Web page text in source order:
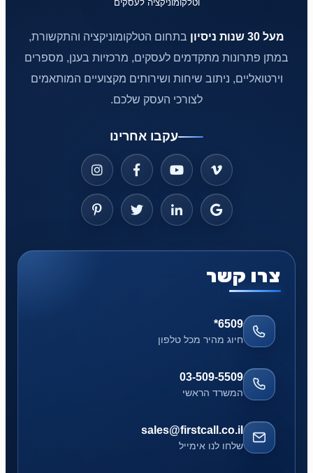
מעל 30 שנות ניסיון
בתחום הטלקומוניקציה והתקשורת,
במתן פתרונות מתקדמים לעסקים, מרכזיות בענן, מספרים
וירטואליים, ניתוב שיחות ושירותים מקצועיים המותאמים
לצורכי העסק שלכם.
עקבו אחרינו
צרו קשר
*6509
חיוג מהיר מכל טלפון
03-509-5509
המשרד הראשי
sales@firstcall.co.il
שלחו לנו אימייל